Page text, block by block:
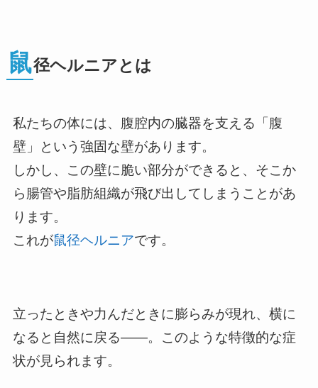
鼠径ヘルニアとは
私たちの体には、腹腔内の臓器を支える「腹
壁」という強固な壁があります。
しかし、この壁に脆い部分ができると、そこか
ら腸管や脂肪組織が飛び出してしまうことがあ
ります。
これが鼠径ヘルニアです。
立ったときや力んだときに膨らみが現れ、横に
なると自然に戻る――。このような特徴的な症
状が見られます。